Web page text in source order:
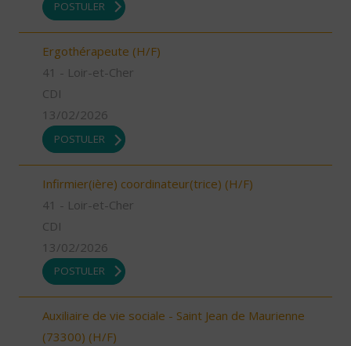
POSTULER
Ergothérapeute (H/F)
41 - Loir-et-Cher
CDI
13/02/2026
POSTULER
Infirmier(ière) coordinateur(trice) (H/F)
41 - Loir-et-Cher
CDI
13/02/2026
POSTULER
Auxiliaire de vie sociale - Saint Jean de Maurienne
(73300) (H/F)